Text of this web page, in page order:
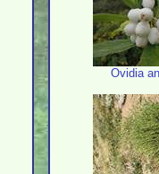
Ovidia